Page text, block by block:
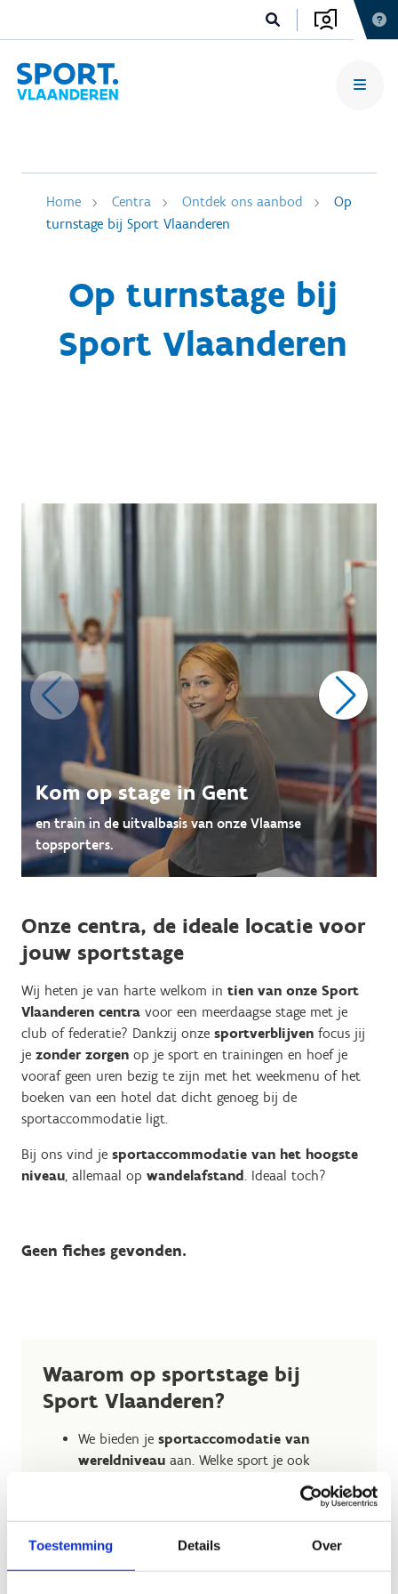
Toestemming Details Over
Home Centra Ontdek ons aanbod
Op
turnstage bij Sport Vlaanderen
Op turnstage bij
Sport Vlaanderen
Kom op stage in Gent
en train in de uitvalbasis van onze Vlaamse
topsporters.
Onze centra, de ideale locatie voor
jouw sportstage
Wij heten je van harte welkom in tien van onze Sport
Vlaanderen centra voor een meerdaagse stage met je
club of federatie? Dankzij onze sportverblijven focus jij
je zonder zorgen op je sport en trainingen en hoef je
vooraf geen uren bezig te zijn met het weekmenu of het
boeken van een hotel dat dicht genoeg bij de
sportaccommodatie ligt.
Bij ons vind je sportaccommodatie van het hoogste
niveau, allemaal op wandelafstand. Ideaal toch?
Geen fiches gevonden.
Waarom op sportstage bij
Sport Vlaanderen?
We bieden je sportaccomodatie van
wereldniveau aan. Welke sport je ook
uitoefent, we hebben er ongetwijfeld het
Je hoeft je de hele sportstage lang alleen
maar bezig te houden met je sport.
Eat,
sleep, train, repeat. Makkelijk toch?